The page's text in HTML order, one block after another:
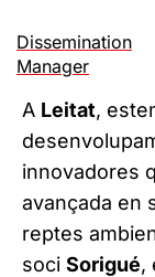
Dissemination
Manager
A Leitat,
innovadores
avançada en
reptes
soci Sorigué,